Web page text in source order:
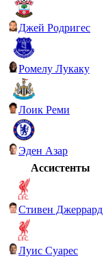
Джей Родригес
Ромелу Лукаку
Лоик Реми
Эден Азар
Ассистенты
Стивен Джеррард
Луис Суарес